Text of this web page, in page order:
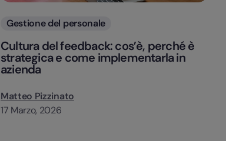
Categorie
Gestione del personale
Cultura del feedback: cos’è, perché è
strategica e come implementarla in
azienda
Matteo Pizzinato
17 Marzo, 2026